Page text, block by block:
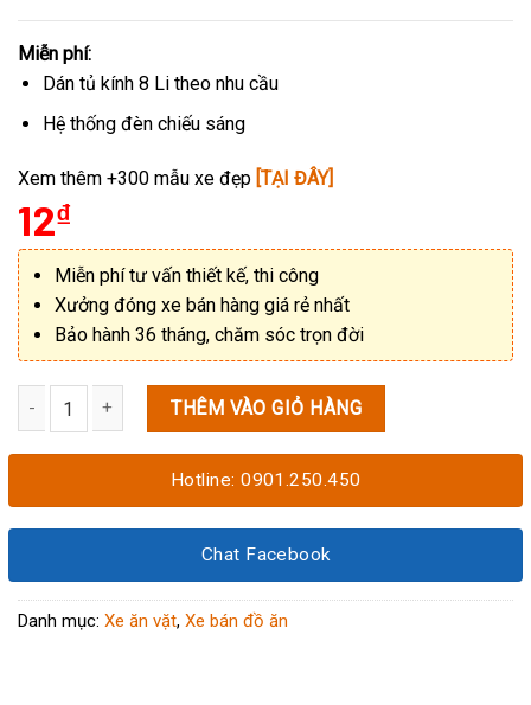
Miễn phí:
Dán tủ kính 8 Li theo nhu cầu
Hệ thống đèn chiếu sáng
Xem thêm +300 mẫu xe đẹp [TẠI ĐÂY]
12₫
Miễn phí tư vấn thiết kế, thi công
Xưởng đóng xe bán hàng giá rẻ nhất
Bảo hành 36 tháng, chăm sóc trọn đời
THÊM VÀO GIỎ HÀNG
Hotline: 0901.250.450
Chat Facebook
Danh mục: Xe ăn vặt, Xe bán đồ ăn